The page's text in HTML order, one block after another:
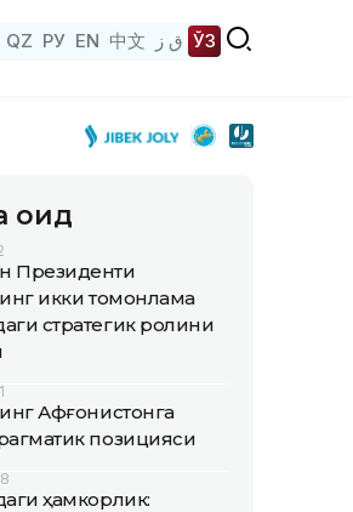
QZ РУ EN 中文 ق ز ЎЗ
оид
Президенти
икки томонлама
стратегик ролини
Афғонистонга
позицияси
ҳамкорлик: